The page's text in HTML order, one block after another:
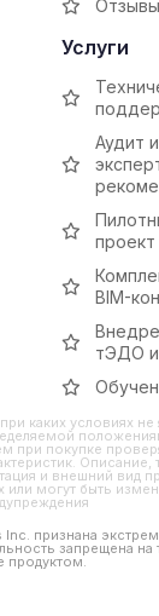
Отзывы
Услуги
Аудит и
проект
BIM-
тЭДО
каких условиях не
при покупке
Описание,
и внешний вид
или могут быть
признана
запрещена на
продуктом.